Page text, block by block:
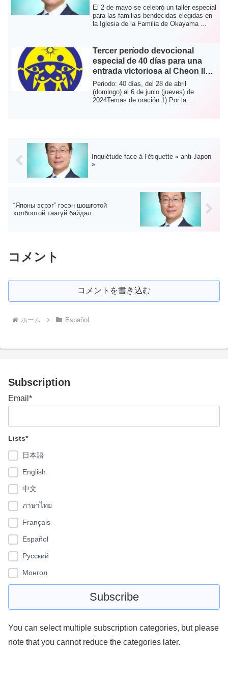
significado providencial
El 2 de mayo se celebró un taller especial
para las familias bendecidas elegidas en
la Iglesia de la Familia de Okayama ...
Tercer período devocional
especial de 40 días para una
entrada victoriosa al Cheon Il
Sanctum en Cheon Won Gung
Periodo: 40 días, del 28 de abril
(domingo) al 6 de junio (jueves) de
2024Temas de oración:1) Por la
Inquiétude face à l’étiquette « anti-Japon
»
“Японы эсрэг” гэсэн шошготой
холбоотой таагүй байдал
コメント
コメントを書き込む
ホーム Español
Subscription
Email*
Lists*
日本語
English
中文
ภาษาไทย
Français
Español
Pусский
Монгол
You can select multiple subscription categories, but please
note that you cannot reduce the categories later.